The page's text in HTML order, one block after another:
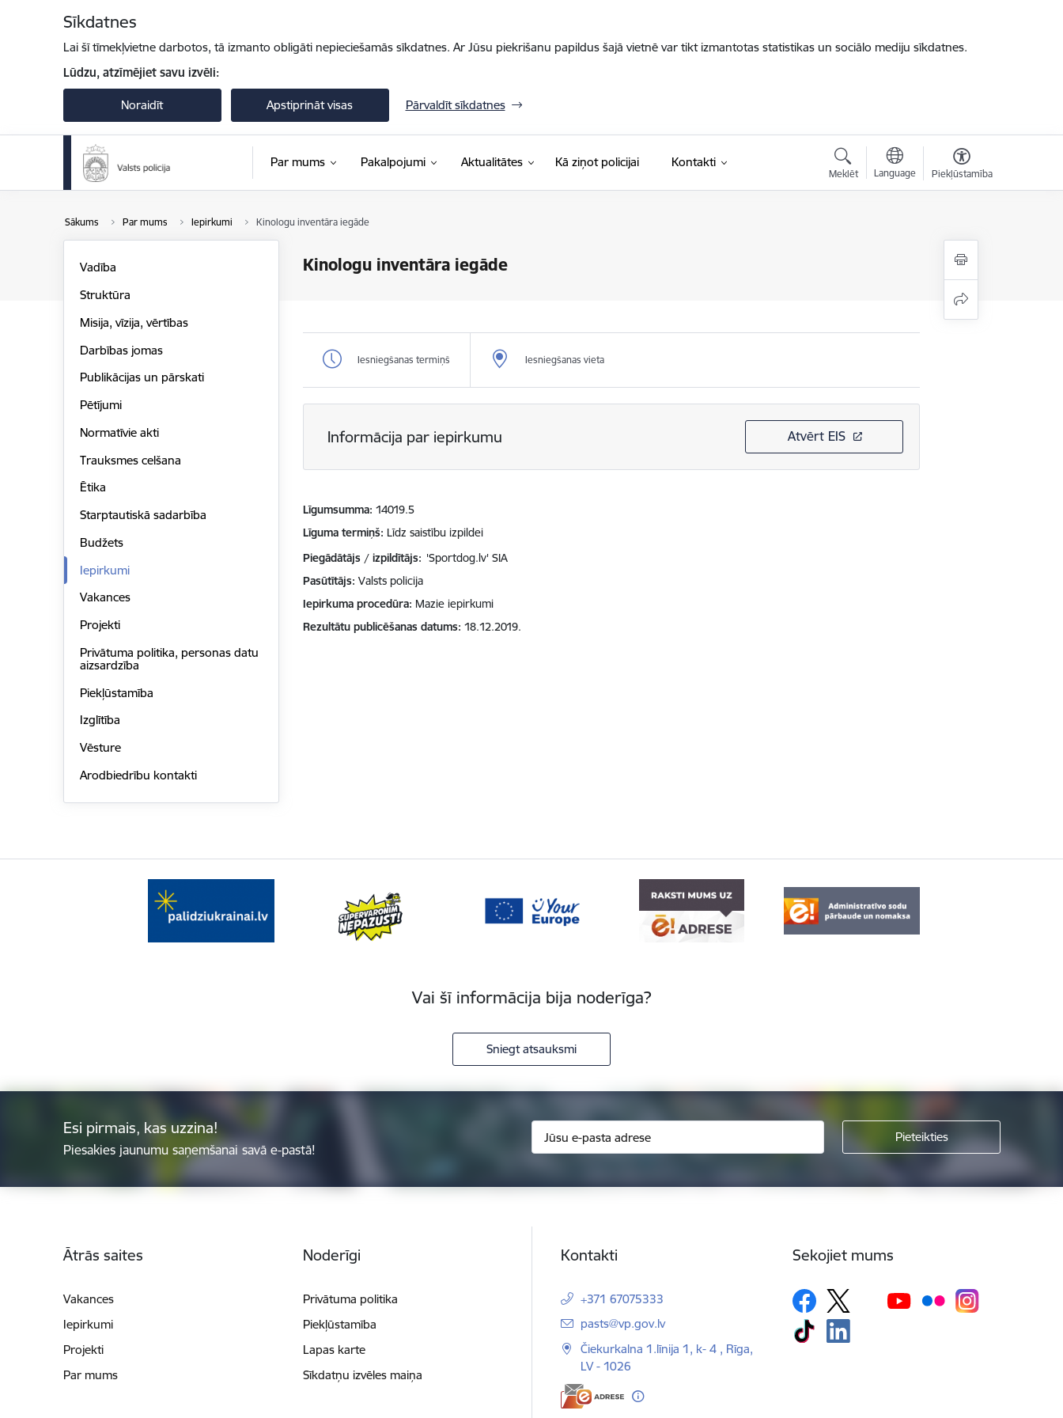
Sīkdatnes
Lai šī tīmekļvietne darbotos, tā izmanto obligāti nepieciešamās sīkdatnes. Ar Jūsu piekrišanu papildus šajā vietnē var tikt izmantotas statistikas un sociālo mediju sīkdatnes.
Lūdzu, atzīmējiet savu izvēli:
Noraidīt Apstiprināt visas Pārvaldīt sīkdatnes
Par mums Pakalpojumi Aktualitātes Kā ziņot policijai Kontakti
Meklēt Language Piekļūstamība
Sākums Par mums Iepirkumi Kinologu inventāra iegāde
Kinologu inventāra iegāde
Vadība
Struktūra
Misija, vīzija, vērtības
Darbības jomas
Publikācijas un pārskati
Pētījumi
Normatīvie akti
Trauksmes celšana
Ētika
Starptautiskā sadarbība
Budžets
Iepirkumi
Vakances
Projekti
Privātuma politika, personas datu
aizsardzība
Piekļūstamība
Izglītība
Vēsture
Arodbiedrību kontakti
Iesniegšanas termiņš Iesniegšanas vieta
Informācija par iepirkumu Atvērt EIS
Līgumsumma 14019.5
Līguma termiņš Līdz saistību izpildei
Piegādātājs / izpildītājs: 'Sportdog.lv' SIA
Pasūtītājs Valsts policija
Iepirkuma procedūra Mazie iepirkumi
Rezultātu publicēšanas datums 18.12.2019.
Vai šī informācija bija noderīga?
Sniegt atsauksmi
Esi pirmais, kas uzzina!
Piesakies jaunumu saņemšanai savā e-pastā!
Ātrās saites
Vakances
Iepirkumi
Projekti
Par mums
Noderīgi
Privātuma politika
Piekļūstamība
Lapas karte
Sīkdatņu izvēles maiņa
Kontakti
+371 67075333
E-pasts:
pasts@vp.gov.lv
Čiekurkalna 1.līnija 1, k- 4 , Rīga,
LV - 1026
Sekojiet mums